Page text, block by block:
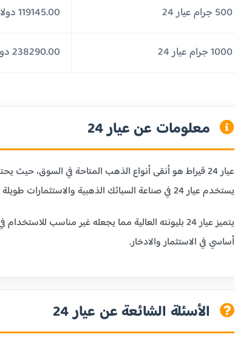
500 جرام عيار 24 119145.00 دولار نيوزيلندي
1000 جرام عيار 24 238290.00 دولار نيوزيلندي
معلومات عن عيار 24
يستخدم عيار 24 في صناعة السبائك الذهبية والاستثمارات طويلة الأجل.
يتميز عيار 24 بليونته العالية مما يجعله غير
أساسي في الاستثمار والادخار.
الأسئلة الشائعة عن عيار 24